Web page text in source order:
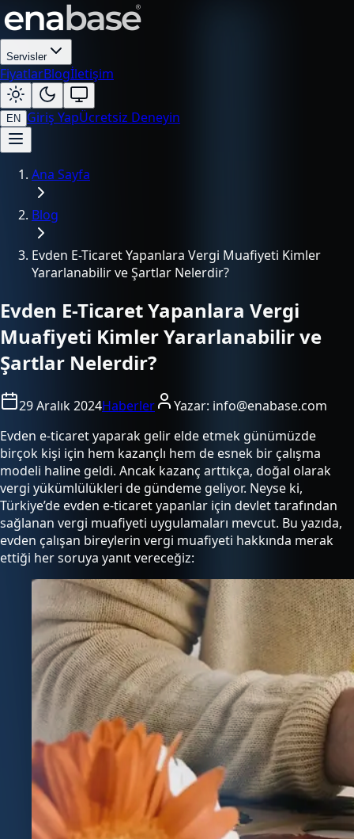
Servisler
FiyatlarBlogİletişim
EN Giriş YapÜcretsiz Deneyin
Ana Sayfa
Blog
Evden E-Ticaret Yapanlara Vergi Muafiyeti Kimler
Yararlanabilir ve Şartlar Nelerdir?
Evden E-Ticaret Yapanlara Vergi
Muafiyeti Kimler Yararlanabilir ve
Şartlar Nelerdir?
29 Aralık 2024Haberler Yazar: info@enabase.com
Evden e-ticaret yaparak gelir elde etmek günümüzde
birçok kişi için hem kazançlı hem de esnek bir çalışma
modeli haline geldi. Ancak kazanç arttıkça, doğal olarak
vergi yükümlülükleri de gündeme geliyor. Neyse ki,
Türkiye’de evden e-ticaret yapanlar için devlet tarafından
sağlanan vergi muafiyeti uygulamaları mevcut. Bu yazıda,
evden çalışan bireylerin vergi muafiyeti hakkında merak
ettiği her soruya yanıt vereceğiz: